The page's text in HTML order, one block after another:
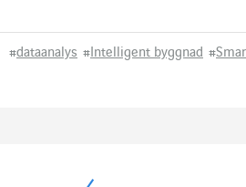
#dataanalys #Intelligent byggnad #